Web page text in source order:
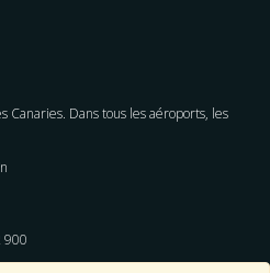
Canaries. Dans tous les aéroports, les
900